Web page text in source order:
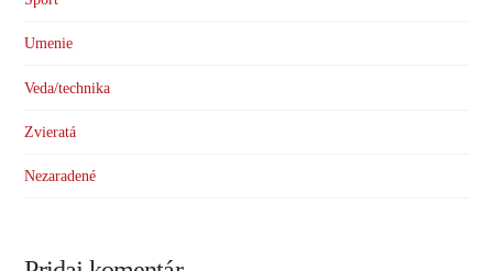
Umenie
Veda/technika
Zvieratá
Nezaradené